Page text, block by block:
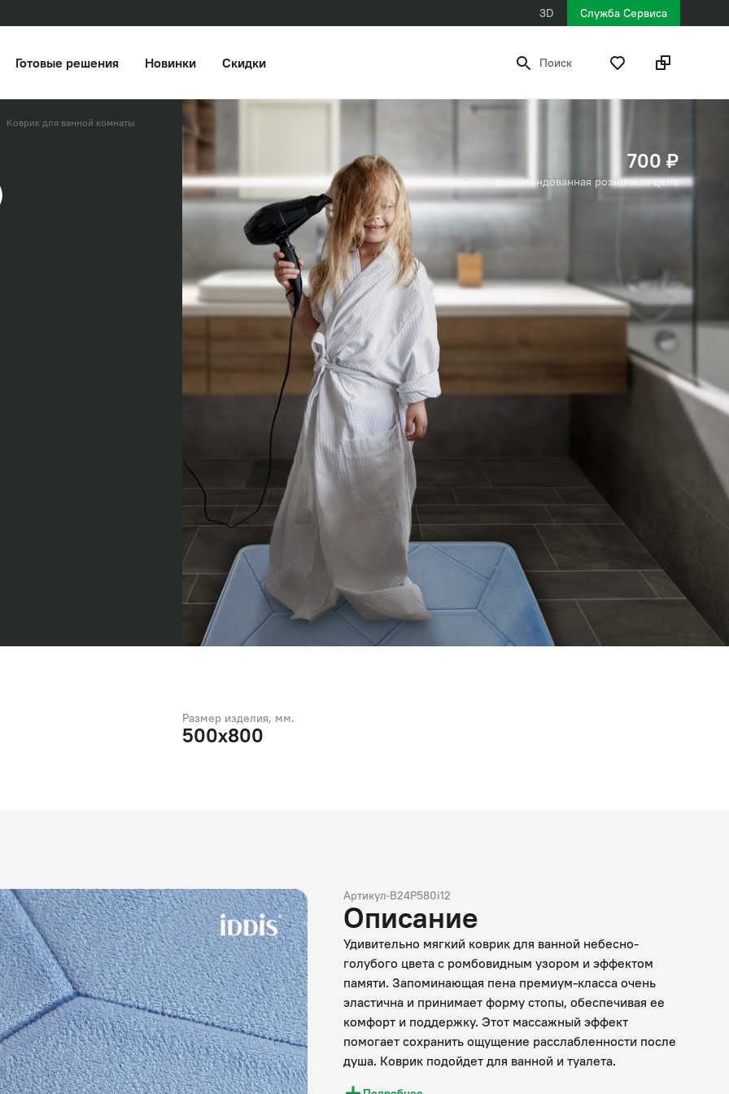
3D Служба Сервиса
Готовые решения Новинки Скидки Поиск
Коврик для ванной комнаты
700 ₽
рекомендованная розничная цена
Размер изделия, мм.
500х800
Артикул·B24P580i12
Описание
Удивительно мягкий коврик для ванной небесно-
голубого цвета с ромбовидным узором и эффектом
памяти. Запоминающая пена премиум-класса очень
эластична и принимает форму стопы, обеспечивая ее
комфорт и поддержку. Этот массажный эффект
помогает сохранить ощущение расслабленности после
душа. Коврик подойдет для ванной и туалета.